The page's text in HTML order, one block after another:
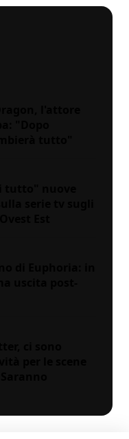
l'attore
"Dopo
nuove
serie tv sugli
di Euphoria: in
uscita post-
ci sono
per le scene